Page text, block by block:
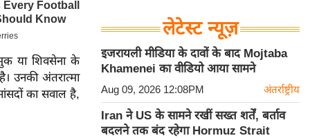
या शिवसेना के
उनकी अंतरात्मा
का सवाल है,
लेटेस्ट न्यूज़
इजरायली मीडिया के दावों के बाद Mojtaba
Khamenei का वीडियो आया सामने
Aug 09, 2026 12:08PM अंतर्राष्ट्रीय
Iran ने US के सामने रखीं सख्त शर्तें, बर्ताव
बदलने तक बंद रहेगा Hormuz Strait